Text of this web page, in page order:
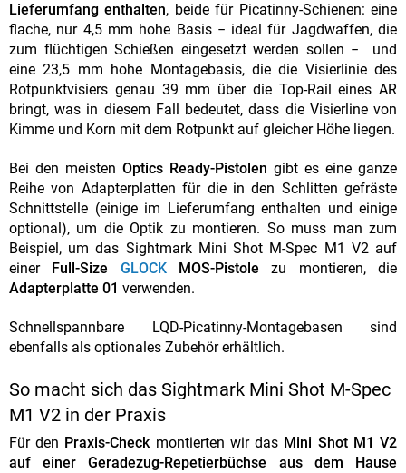
Lieferumfang enthalten, beide für Picatinny-Schienen: eine
flache, nur 4,5 mm hohe Basis − ideal für Jagdwaffen, die
zum flüchtigen Schießen eingesetzt werden sollen − und
eine 23,5 mm hohe Montagebasis, die die Visierlinie des
Rotpunktvisiers genau 39 mm über die Top-Rail eines AR
bringt, was in diesem Fall bedeutet, dass die Visierline von
Kimme und Korn mit dem Rotpunkt auf gleicher Höhe liegen.
Bei den meisten Optics Ready-Pistolen gibt es eine ganze
Reihe von Adapterplatten für die in den Schlitten gefräste
Schnittstelle (einige im Lieferumfang enthalten und einige
optional), um die Optik zu montieren. So muss man zum
Beispiel, um das Sightmark Mini Shot M-Spec M1 V2 auf
einer
Full-Size GLOCKMOS-Pistole zu montieren, die
Adapterplatte 01 verwenden.
Schnellspannbare LQD-Picatinny-Montagebasen sind
ebenfalls als optionales Zubehör erhältlich.
So macht sich das Sightmark Mini Shot M-Spec
M1 V2 in der Praxis
Für den Praxis-Checkmontierten wir das Mini Shot M1 V2
auf einer Geradezug-Repetierbüchse aus dem Hause